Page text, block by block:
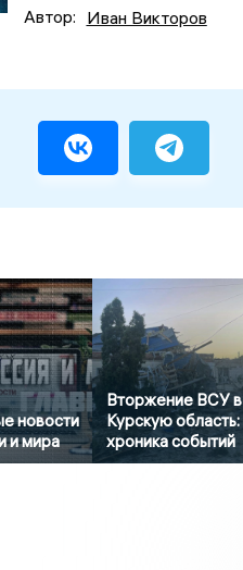
Автор: Иван Викторов
новости
и мира
Вторжение ВСУ в
Курскую область:
хроника событий